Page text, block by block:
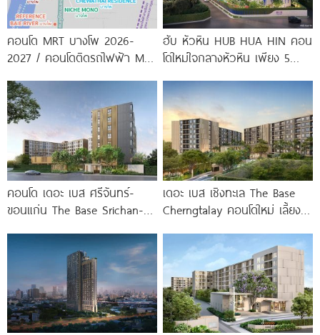
คอนโด MRT บางโพ 2026-
2027 / คอนโดติดรถไฟฟ้า MRT
ฮับ หัวหิน HUB HUA HIN คอน
โดใหม่ใจกลางหัวหิน เพียง 5
คอนโด เดอะ เบส ศรีจันทร์-
ขอนแก่น The Base Srichan-
ขอนแก่น
เดอะ เบส เชิงทะเล The Base
Cherngtalay คอนโดใหม่ เลี้ยง